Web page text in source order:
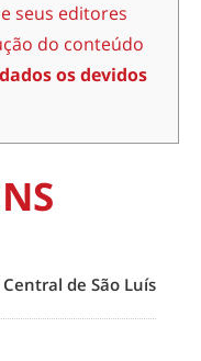
seus editores
do conteúdo
os devidos
de São Luís